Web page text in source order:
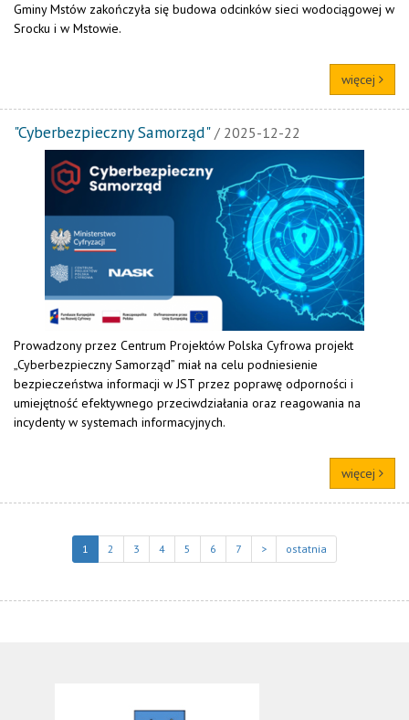
Gminy Mstów zakończyła się budowa odcinków sieci wodociągowej w
Srocku i w Mstowie.
więcej
"Cyberbezpieczny Samorząd" / 2025-12-22
Prowadzony przez Centrum Projektów Polska Cyfrowa projekt
„Cyberbezpieczny Samorząd” miał na celu podniesienie
bezpieczeństwa informacji w JST przez poprawę odporności i
umiejętność efektywnego przeciwdziałania oraz reagowania na
incydenty w systemach informacyjnych.
więcej
1 2 3 4 5 6 7 > ostatnia